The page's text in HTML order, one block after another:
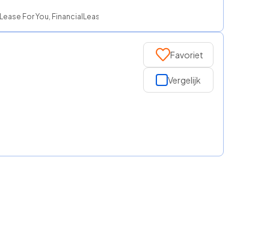
For You, FinancialLease.nl
Favoriet
Vergelijk